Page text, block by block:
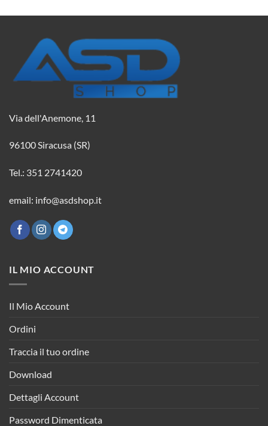
Via dell'Anemone, 11
96100 Siracusa (SR)
Tel.: 351 2741420
email: info@asdshop.it
IL MIO ACCOUNT
Il Mio Account
Ordini
Traccia il tuo ordine
Download
Dettagli Account
Password Dimenticata